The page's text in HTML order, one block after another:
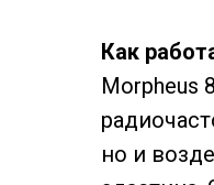
Как
Morpheus
но и